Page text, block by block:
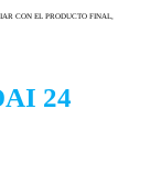
CON EL PRODUCTO FINAL,
24